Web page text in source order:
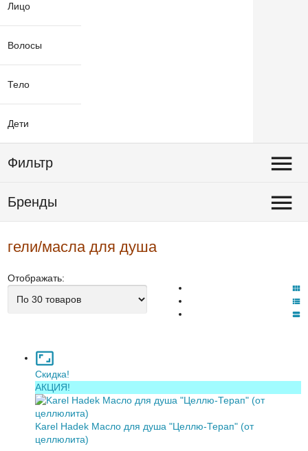
Лицо
Волосы
Тело
Дети
Фильтр
Бренды
гели/масла для душа
Отображать:
Скидка!
АКЦИЯ!
Karel Hadek Масло для душа "Целлю-Терап" (от
целлюлита)